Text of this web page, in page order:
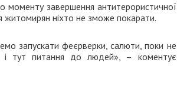
моменту завершення антитерористичної
житомирян ніхто не зможе покарати.
запускати феєрверки, салюти, поки не
тут питання до людей», – коментує